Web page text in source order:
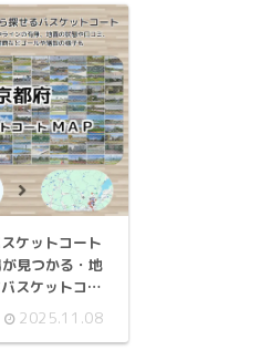
ケットコート
見つかる・地
スケットコー
2025.11.08